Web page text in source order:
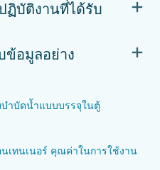
ฏิบัติงานที่ได้รับ
ข้อมูลอย่าง